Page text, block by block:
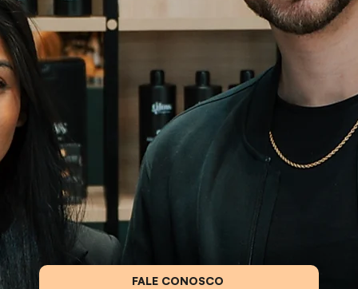
consultores vão te
transformar seu salão
FALE CONOSCO